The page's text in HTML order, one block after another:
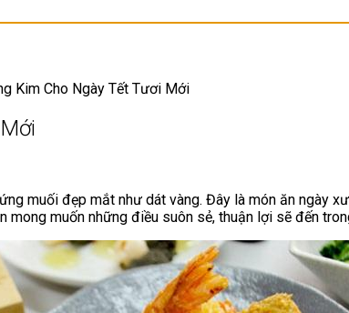
Kim Cho Ngày Tết Tươi Mới
muối đẹp mắt như dát vàng. Đây là món ăn ngày
muốn những điều suôn sẻ, thuận lợi sẽ đến